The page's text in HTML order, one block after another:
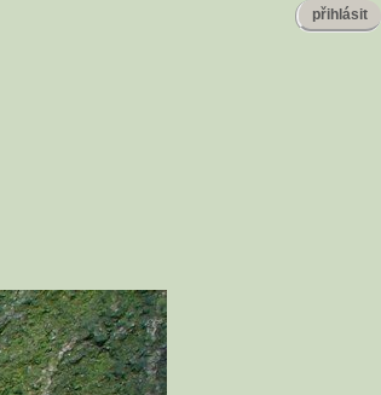
přihlásit